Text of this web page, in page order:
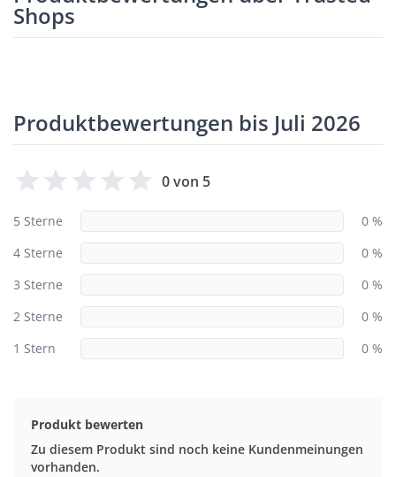
Shops
Produktbewertungen bis Juli 2026
0 von 5
5 Sterne
0 %
4 Sterne
0 %
3 Sterne
0 %
2 Sterne
0 %
1 Stern
0 %
Produkt bewerten
Zu diesem Produkt sind noch keine Kundenmeinungen
vorhanden.